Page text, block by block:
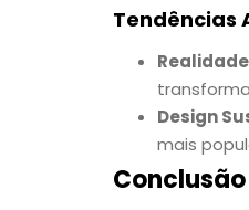
Tendências
Design
mais
Conclusão